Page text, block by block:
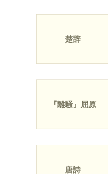
楚辞
『離騒』屈原
唐詩